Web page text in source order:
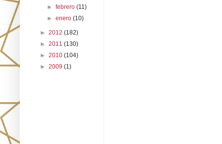
►febrero(11)
►enero(10)
► 2012 (182)
► 2011 (130)
► 2010 (104)
► 2009 (1)